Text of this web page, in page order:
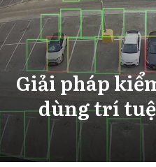
Giải pháp
dùng trí